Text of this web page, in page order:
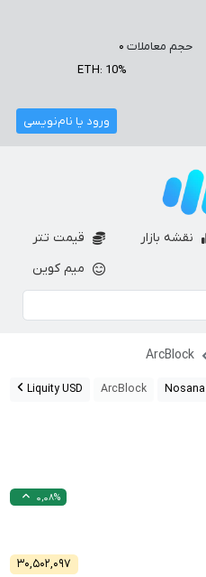
حجم معاملات ۰
ETH: 10%
ورود یا نام‌نویسی
نقشه بازار
قیمت تتر
میم کوین
ArcBlock
ArcBlock
Liquity USD
۰,۰۸%
۳۰,۵۰۲,۰۹۷